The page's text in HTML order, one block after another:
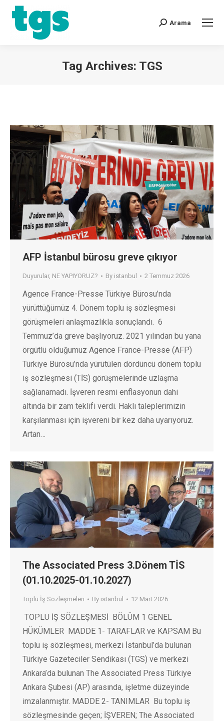
Arama
Tag Archives: TGS
AFP İstanbul bürosu greve çıkıyor
Duyurular, NE YAPIYORUZ? By istanbul 2 Temmuz 2026
Agence France-Presse Türkiye Bürosu’nda
yürüttüğümüz 4. Dönem toplu iş sözleşmesi
görüşmeleri anlaşmazlıkla sonuçlandı. 6
Temmuz’da greve başlıyoruz. 2021 yılından bu yana
örgütlü olduğumuz Agence France-Presse (AFP)
Türkiye Bürosu’nda yürütülen dördüncü dönem toplu
iş sözleşmesi (TİS) görüşmelerinde uzlaşma
sağlanamadı. İşveren resmi enflasyonun dahi
altında bir zam teklifi verdi. Haklı taleplerimizin
karşılanması için işvereni bir kez daha uyarıyoruz.
Artan…
The Associated Press 3.Dönem TİS
(01.10.2025-01.10.2027)
Toplu İş Sözleşmeleri By istanbul 12 Mart 2026
TOPLU İŞ SÖZLEŞMESİ BÖLÜM 1 GENEL
HÜKÜMLER MADDE 1- TARAFLAR ve KAPSAM Bu
toplu iş sözleşmesi, merkezi İstanbul’da bulunan
Türkiye Gazeteciler Sendikası (TGS) ve merkezi
Ankara’da bulunan The Associated Press Türkiye
Ankara Şubesi (AP) arasında, işletme düzeyinde
imzalanmıştır. MADDE 2- TANIMLAR Bu toplu iş
sözleşmesinde geçen; İŞVEREN; The Associated